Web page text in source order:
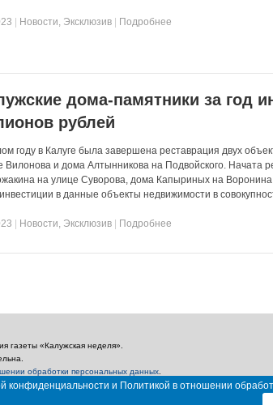
Новости, Эксклюзив Подробнее
дома-памятники за год
рублей
году в Калуге была завершена реставрация двух
Вилонова и дома Алтынникова на Подвойского. Начата
на улице Суворова, дома Капыриных на
в данные объекты недвижимости в
Новости, Эксклюзив Подробнее
газеты «Калужская неделя».
обработки персональных данных.
конфиденциальности и Политикой в отношении